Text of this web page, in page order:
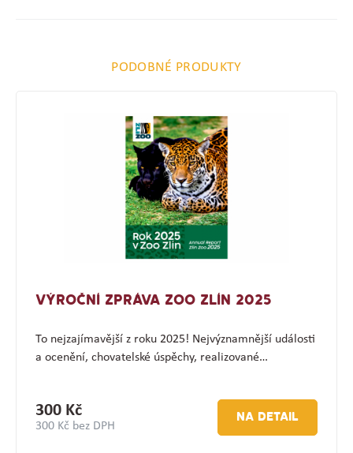
PODOBNÉ PRODUKTY
VÝROČNÍ ZPRÁVA ZOO ZLÍN 2025
To nejzajímavější z roku 2025! Nejvýznamnější události
a ocenění, chovatelské úspěchy, realizované…
300 Kč
300 Kč bez DPH
NA DETAIL